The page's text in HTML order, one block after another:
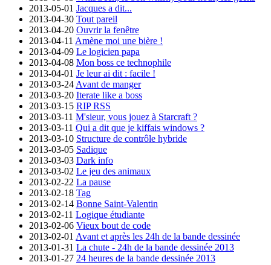
2013-05-01 Jacques a dit...
2013-04-30 Tout pareil
2013-04-20 Ouvrir la fenêtre
2013-04-11 Amène moi une bière !
2013-04-09 Le logicien papa
2013-04-08 Mon boss ce technophile
2013-04-01 Je leur ai dit : facile !
2013-03-24 Avant de manger
2013-03-20 Iterate like a boss
2013-03-15 RIP RSS
2013-03-11 M'sieur, vous jouez à Starcraft ?
2013-03-11 Qui a dit que je kiffais windows ?
2013-03-10 Structure de contrôle hybride
2013-03-05 Sadique
2013-03-03 Dark info
2013-03-02 Le jeu des animaux
2013-02-22 La pause
2013-02-18 Tag
2013-02-14 Bonne Saint-Valentin
2013-02-11 Logique étudiante
2013-02-06 Vieux bout de code
2013-02-01 Avant et après les 24h de la bande dessinée
2013-01-31 La chute - 24h de la bande dessinée 2013
2013-01-27 24 heures de la bande dessinée 2013